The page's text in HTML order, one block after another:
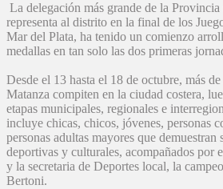
La delegación más grande de la
representa al distrito en la final de los
Mar del Plata, ha tenido un comienzo
medallas en tan solo las dos primeras
Desde el 13 hasta el 18 de octubre, más
Matanza compiten en la ciudad costera,
etapas municipales, regionales e
incluye chicas, chicos, jóvenes, personas
personas adultas mayores que
deportivas y culturales, acompañados por
y la secretaria de Deportes local, la
Bertoni.